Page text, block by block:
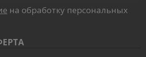
на обработку персональных